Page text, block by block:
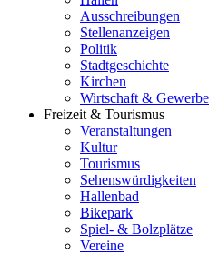
Ausschreibungen
Stellenanzeigen
Politik
Stadtgeschichte
Kirchen
Wirtschaft & Gewerbe
Freizeit & Tourismus
Veranstaltungen
Kultur
Tourismus
Sehenswürdigkeiten
Hallenbad
Bikepark
Spiel- & Bolzplätze
Vereine